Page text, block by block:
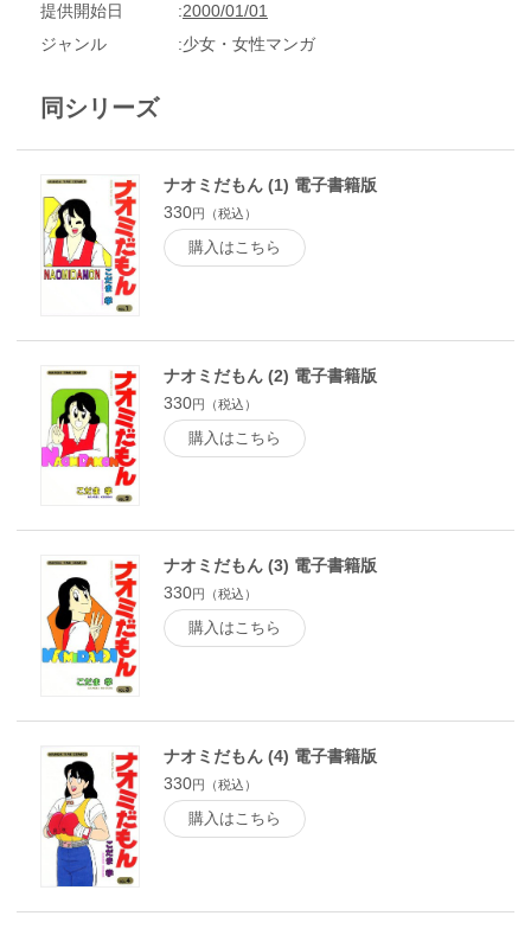
提供開始日
2000/01/01
ジャンル
少女・女性マンガ
同シリーズ
ナオミだもん (1) 電子書籍版
330円（税込）
購入はこちら
ナオミだもん (2) 電子書籍版
330円（税込）
購入はこちら
ナオミだもん (3) 電子書籍版
330円（税込）
購入はこちら
ナオミだもん (4) 電子書籍版
330円（税込）
購入はこちら